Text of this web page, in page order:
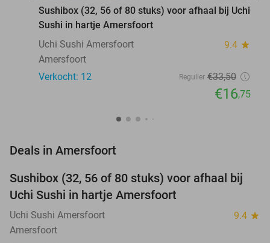
Sushibox (32, 56 of 80 stuks) voor afhaal bij Uchi
Sushi in hartje Amersfoort
Uchi Sushi Amersfoort
9.4 star
Amersfoort
Verkocht: 12
Regulier €33,50
€16,75
Deals in Amersfoort
50%
TODAY
Sushibox (32, 56 of 80 stuks) voor afhaal bij
Uchi Sushi in hartje Amersfoort
Uchi Sushi Amersfoort 9.4 star
Amersfoort